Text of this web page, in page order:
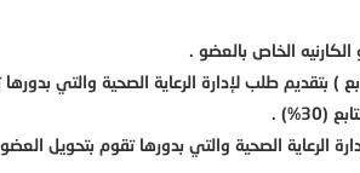
الكارنيه الخاص بالعضو .
بتقديم طلب لإدارة الرعاية الصحية والتي
الصحية والتي بدورها تقوم بتحويل العضو